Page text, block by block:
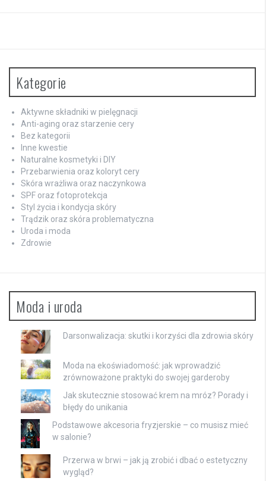
Kategorie
Aktywne składniki w pielęgnacji
Anti-aging oraz starzenie cery
Bez kategorii
Inne kwestie
Naturalne kosmetyki i DIY
Przebarwienia oraz koloryt cery
Skóra wrażliwa oraz naczynkowa
SPF oraz fotoprotekcja
Styl życia i kondycja skóry
Trądzik oraz skóra problematyczna
Uroda i moda
Zdrowie
Moda i uroda
Darsonwalizacja: skutki i korzyści dla zdrowia skóry
Moda na ekoświadomość: jak wprowadzić
zrównoważone praktyki do swojej garderoby
Jak skutecznie stosować krem na mróz? Porady i
błędy do unikania
Podstawowe akcesoria fryzjerskie – co musisz mieć
w salonie?
Przerwa w brwi – jak ją zrobić i dbać o estetyczny
wygląd?